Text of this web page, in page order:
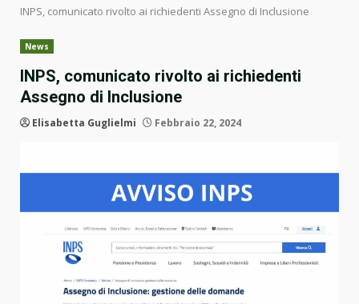
INPS, comunicato rivolto ai richiedenti Assegno di Inclusione
News
INPS, comunicato rivolto ai richiedenti
Assegno di Inclusione
Elisabetta Guglielmi Febbraio 22, 2024